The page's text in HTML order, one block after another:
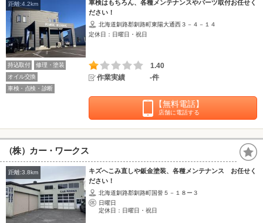
距離:4.2km
車検はもちろん、各種メンテナンスやパーツ取付お任せく
ださい！
北海道釧路郡釧路町東陽大通西３－４－１４
定休日：日曜日・祝日
持込取付
修理・塗装
オイル交換
車検・点検・診断
1.40
作業実績
-件
【無料電話】
店舗に電話する
（株）カー・ワークス
距離:3.8km
キズへこみ直しや鈑金塗装、各種メンテナンス お任せく
ださい！
北海道釧路郡釧路町国誉５－１８ー３
日曜日
定休日：日曜日・祝日